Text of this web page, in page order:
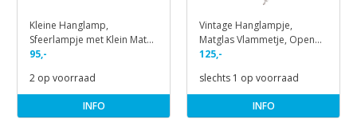
Kleine Hanglamp,
Sfeerlampje met Klein Mat
Glazen Kapje
95,-
2 op voorraad
INFO
Vintage Hanglampje,
Matglas Vlammetje, Open
Kap aan Snoer
125,-
slechts 1 op voorraad
INFO